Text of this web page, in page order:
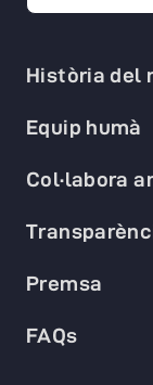
Història del
Equip humà
Col·labora
Premsa
FAQs